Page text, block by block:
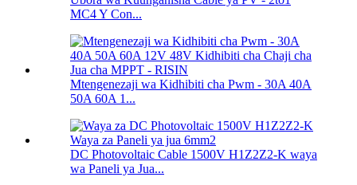
MC4 Y Con...
Mtengenezaji wa Kidhibiti cha Pwm - 30A 40A
50A 60A 1...
DC Photovoltaic Cable 1500V H1Z2Z2-K waya
wa Paneli ya Jua...